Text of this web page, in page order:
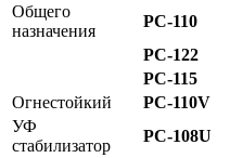
Общего
назначения
PC-110
PC-122
PC-115
Огнестойкий
PC-110V
УФ
стабилизатор
PC-108U